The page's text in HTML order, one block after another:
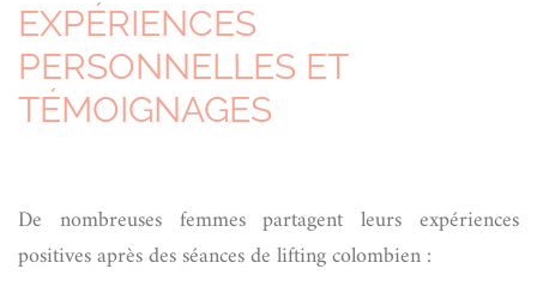
EXPÉRIENCES
PERSONNELLES ET
TÉMOIGNAGES
De nombreuses femmes partagent leurs expériences
positives après des séances de lifting colombien :